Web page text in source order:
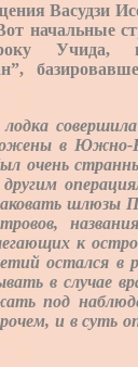
Васудзи
начальные
Учида,
в
очень
другим
шлюзы
к
остался
в случае
под
и в суть